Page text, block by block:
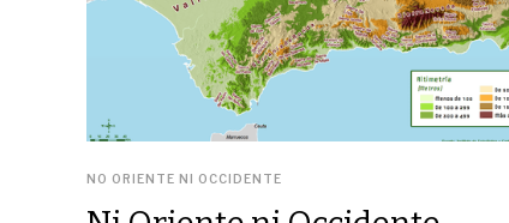
NO ORIENTE NI OCCIDENTE